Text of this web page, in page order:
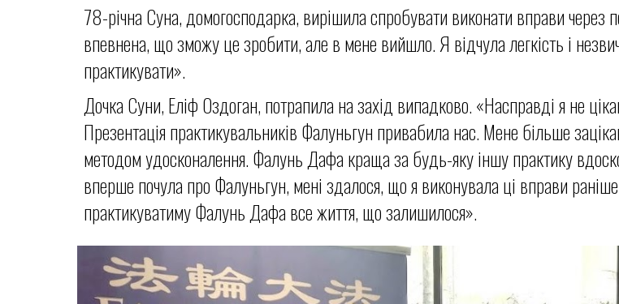
78-річна Суна, домогосподарка, вирішила спробувати виконати вправи через
впевнена, що зможу це зробити, але в мене вийшло. Я відчула легкість і
практикувати».
Дочка Суни, Еліф Оздоган, потрапила на захід випадково. «Насправді я не
Презентація практикувальників Фалуньгун привабила нас. Мене більше
методом удосконалення. Фалунь Дафа краща за будь-яку іншу практику
вперше почула про Фалуньгун, мені здалося, що я виконувала ці вправи
практикуватиму Фалунь Дафа все життя, що залишилося».